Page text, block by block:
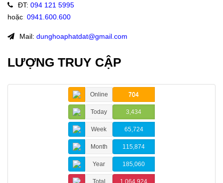
ĐT: 094 121 5995
hoặc: 0941.600.600
Mail: dunghoaphatdat@gmail.com
LƯỢNG TRUY CẬP
Online 704
Today 3,434
Week 65,724
Month 115,874
Year 185,060
Total 1,064,924